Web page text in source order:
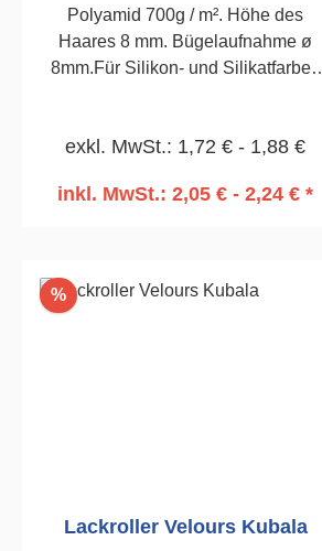
Polyamid 700g / m². Höhe des
Haares 8 mm. Bügelaufnahme ø
8mm.Für Silikon- und Silikatfarben
exkl. MwSt.: 1,72 € - 1,88 €
inkl. MwSt.: 2,05 € - 2,24 € *
%Rabatt
Lackroller Velours Kubala